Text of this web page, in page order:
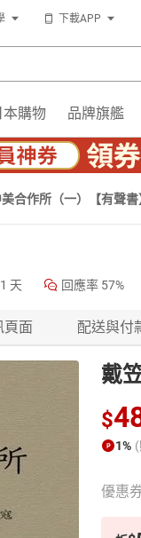
下載APP
本購物 品牌旗艦
合作所（一）【有聲書
1 天 回應率 57%
頁面 配送與付
戴
$
1%
優惠